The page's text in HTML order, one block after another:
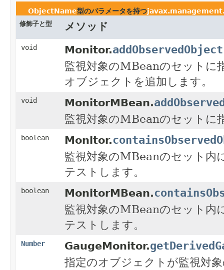
ObjectName型のパラメータを持つ
修飾子と型 メソッド
void Monitor.addObservedObject
監視対象のMBeanのセットに
オブジェクトを追加します。
void MonitorMBean.
監視対象のMBeanのセットに
boolean Monitor.
監視対象のMBeanのセット内
テストします。
boolean MonitorMBean.
監視対象のMBeanのセット内
テストします。
Number GaugeMonitor.
指定のオブジェクトが監視対